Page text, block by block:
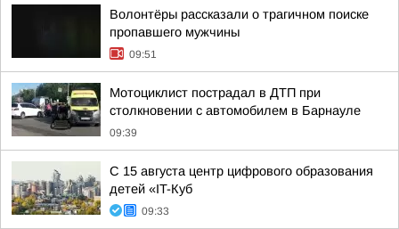
Волонтёры рассказали о трагичном поиске
пропавшего мужчины
09:51
Мотоциклист пострадал в ДТП при
столкновении с автомобилем в Барнауле
09:39
С 15 августа центр цифрового образования
детей «IT-Куб
09:33